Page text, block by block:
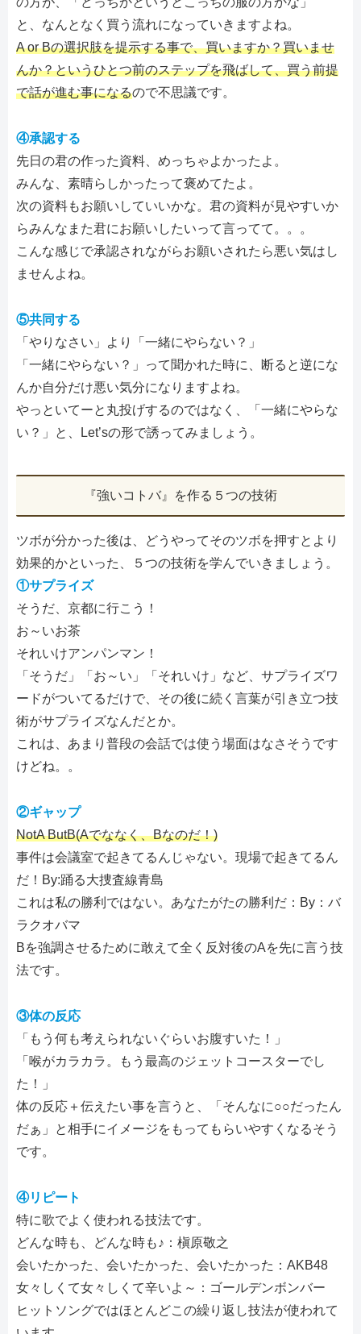
と、なんとなく買う流れになっていきますよね。
A or Bの選択肢を提示する事で、買いますか？買いませ
んか？というひとつ前のステップを飛ばして、買う前提
で話が進む事になるので不思議です。
④承認する
先日の君の作った資料、めっちゃよかったよ。
みんな、素晴らしかったって褒めてたよ。
次の資料もお願いしていいかな。君の資料が見やすいか
らみんなまた君にお願いしたいって言ってて。。。
こんな感じで承認されながらお願いされたら悪い気はし
ませんよね。
⑤共同する
「やりなさい」より「一緒にやらない？」
「一緒にやらない？」って聞かれた時に、断ると逆にな
んか自分だけ悪い気分になりますよね。
やっといてーと丸投げするのではなく、「一緒にやらな
い？」と、Let’sの形で誘ってみましょう。
『強いコトバ』を作る５つの技術
ツボが分かった後は、どうやってそのツボを押すとより
効果的かといった、５つの技術を学んでいきましょう。
①サプライズ
そうだ、京都に行こう！
お～いお茶
それいけアンパンマン！
「そうだ」「お～い」「それいけ」など、サプライズワ
ードがついてるだけで、その後に続く言葉が引き立つ技
術がサプライズなんだとか。
これは、あまり普段の会話では使う場面はなさそうです
けどね。。
②ギャップ
NotA ButB(Aでななく、Bなのだ！)
事件は会議室で起きてるんじゃない。現場で起きてるん
だ！By:踊る大捜査線青島
これは私の勝利ではない。あなたがたの勝利だ：By：バ
ラクオバマ
Bを強調させるために敢えて全く反対後のAを先に言う技
法です。
③体の反応
「もう何も考えられないぐらいお腹すいた！」
「喉がカラカラ。もう最高のジェットコースターでし
た！」
体の反応＋伝えたい事を言うと、「そんなに○○だったん
だぁ」と相手にイメージをもってもらいやすくなるそう
です。
④リピート
特に歌でよく使われる技法です。
どんな時も、どんな時も♪：槇原敬之
会いたかった、会いたかった、会いたかった：AKB48
女々しくて女々しくて辛いよ～：ゴールデンボンバー
ヒットソングではほとんどこの繰り返し技法が使われて